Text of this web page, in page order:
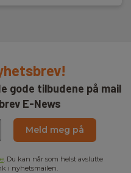
gode tilbudene på mail
E-News
Meld meg på
. Du kan når som helst avslutte
i nyhetsmailen.